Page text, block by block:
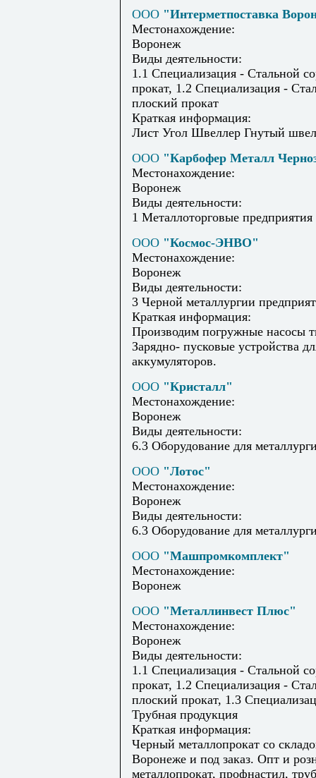
ООО "Интерметпоставка
Местонахождение:
Воронеж
Виды деятельности:
1.1 Специализация - Стальной
прокат, 1.2 Специализация -
плоский прокат
Краткая информация:
Лист Угол Швеллер Гнутый
ООО "Карбофер Металл
Местонахождение:
Воронеж
Виды деятельности:
1 Металлоторговые
ООО "Космос-ЭНВО"
Местонахождение:
Воронеж
Виды деятельности:
3 Черной металлургии
Краткая информация:
Производим погружные насосы
Зарядно- пусковые устройства
аккумуляторов.
ООО "Кристалл"
Местонахождение:
Воронеж
Виды деятельности:
6.3 Оборудование для
ООО "Лотос"
Местонахождение:
Воронеж
Виды деятельности:
6.3 Оборудование для
ООО "Машпромкомплект"
Местонахождение:
Воронеж
ООО "Металлинвест Плюс"
Местонахождение:
Воронеж
Виды деятельности:
1.1 Специализация - Стальной
прокат, 1.2 Специализация -
плоский прокат, 1.3
Трубная продукция
Краткая информация:
Черный металлопрокат со
Воронеже и под заказ. Опт и
металлопрокат, профнастил,